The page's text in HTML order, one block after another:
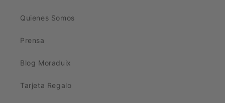
Quienes Somos
Prensa
Blog Moraduix
Tarjeta Regalo